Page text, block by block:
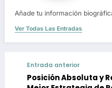
Añade tu información
Ver Todas Las Entradas
Entrada anterior
Posición Absoluta y